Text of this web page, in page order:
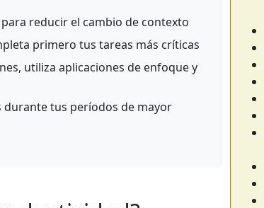
reducir el cambio de contexto
primero tus tareas más críticas
utiliza aplicaciones de enfoque y
durante tus períodos de mayor